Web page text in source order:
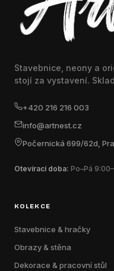
Stavebnice, neony a
stojí za vystavení.
+420 216 216 003
info@artnest.cz
Počernická 699/62d,
Otevírací doba: Po–Pá
KOLEKCE
Stavebnice & hračky
Obrazy & stěna
Dekorace & pracovní stůl